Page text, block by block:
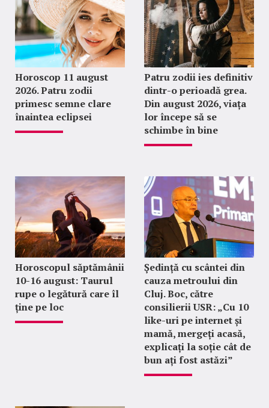
Horoscop 11 august
2026. Patru zodii
primesc semne clare
înaintea eclipsei
Patru zodii ies definitiv
dintr-o perioadă grea.
Din august 2026, viața
lor începe să se
schimbe în bine
Horoscopul săptămânii
10-16 august: Taurul
rupe o legătură care îl
ține pe loc
Ședință cu scântei din
cauza metroului din
Cluj. Boc, către
consilierii USR: „Cu 10
like-uri pe internet și
mamă, mergeți acasă,
explicați la soție cât de
bun ați fost astăzi”